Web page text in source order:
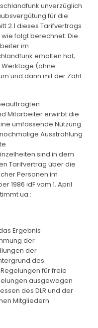
unverzüglich
für die
2.1 dieses Tarifvertrags
folgt berechnet: Die
im
erhalten hat,
(ohne
und dann mit der Zahl
Mitarbeiter erwirbt die
umfassende Nutzung
Ausstrahlung
sind in dem
Tarifvertrag über die
Personen im
1986 idF vom 1. April
ua.:
Ergebnis
der
der
des
für freie
ausgewogen
des DLR und der
Mitgliedern